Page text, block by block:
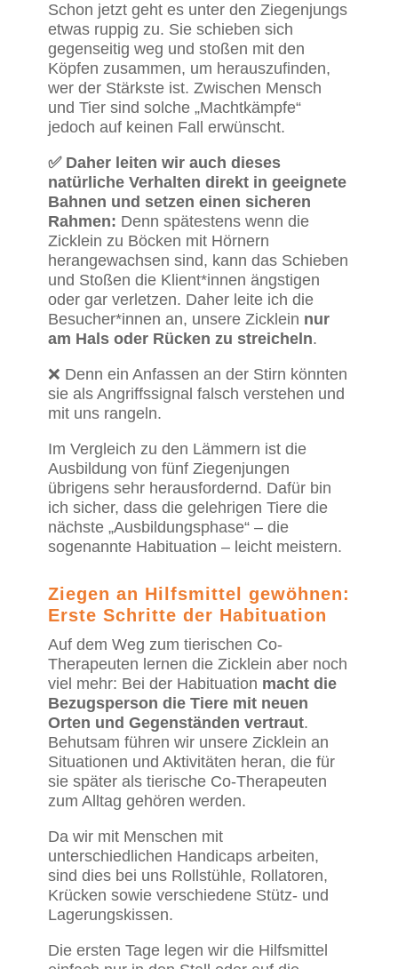
Schon jetzt geht es unter den Ziegenjungs
etwas ruppig zu. Sie schieben sich
gegenseitig weg und stoßen mit den
Köpfen zusammen, um herauszufinden,
wer der Stärkste ist. Zwischen Mensch
und Tier sind solche „Machtkämpfe“
jedoch auf keinen Fall erwünscht.
✅ Daher leiten wir auch dieses
natürliche Verhalten direkt in geeignete
Bahnen und setzen einen sicheren
Rahmen: Denn spätestens wenn die
Zicklein zu Böcken mit Hörnern
herangewachsen sind, kann das Schieben
und Stoßen die Klient*innen ängstigen
oder gar verletzen. Daher leite ich die
Besucher*innen an, unsere Zicklein nur
am Hals oder Rücken zu streicheln.
❌ Denn ein Anfassen an der Stirn könnten
sie als Angriffssignal falsch verstehen und
mit uns rangeln.
Im Vergleich zu den Lämmern ist die
Ausbildung von fünf Ziegenjungen
übrigens sehr herausfordernd. Dafür bin
ich sicher, dass die gelehrigen Tiere die
nächste „Ausbildungsphase“ – die
sogenannte Habituation – leicht meistern.
Ziegen an Hilfsmittel gewöhnen:
Erste Schritte der Habituation
Auf dem Weg zum tierischen Co-
Therapeuten lernen die Zicklein aber noch
viel mehr: Bei der Habituation macht die
Bezugsperson die Tiere mit neuen
Orten und Gegenständen vertraut.
Behutsam führen wir unsere Zicklein an
Situationen und Aktivitäten heran, die für
sie später als tierische Co-Therapeuten
zum Alltag gehören werden.
Da wir mit Menschen mit
unterschiedlichen Handicaps arbeiten,
sind dies bei uns Rollstühle, Rollatoren,
Krücken sowie verschiedene Stütz- und
Lagerungskissen.
Die ersten Tage legen wir die Hilfsmittel